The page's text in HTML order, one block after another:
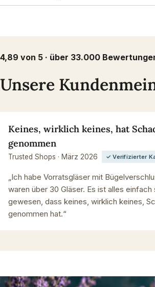
4,89 von 5 · über 33.000
Unsere
Keines, wirklich keines, hat
genommen
Trusted Shops · März 2026 ✓ Verifizierter
„Ich habe Vorratsgläser mit
waren über 30 Gläser. Es ist alles
gewesen, dass keines, wirklich keines,
genommen hat.“